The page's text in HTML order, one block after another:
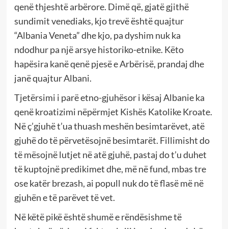
qenë thjeshtë arbërore. Dimë që, gjatë gjithë
sundimit venediaks, kjo trevë është quajtur
“Albania Veneta” dhe kjo, pa dyshim nuk ka
ndodhur pa një arsye historiko-etnike. Këto
hapësira kanë qenë pjesë e Arbërisë, prandaj dhe
janë quajtur Albani.
Tjetërsimi i parë etno-gjuhësor i kësaj Albanie ka
qenë kroatizimi nëpërmjet Kishës Katolike Kroate.
Në ç’gjuhë t’ua thuash meshën besimtarëvet, atë
gjuhë do të përvetësojnë besimtarët. Fillimisht do
të mësojnë lutjet në atë gjuhë, pastaj do t’u duhet
të kuptojnë predikimet dhe, më në fund, mbas tre
ose katër brezash, ai popull nuk do të flasë më në
gjuhën e të parëvet të vet.
Në këtë pikë është shumë e rëndësishme të